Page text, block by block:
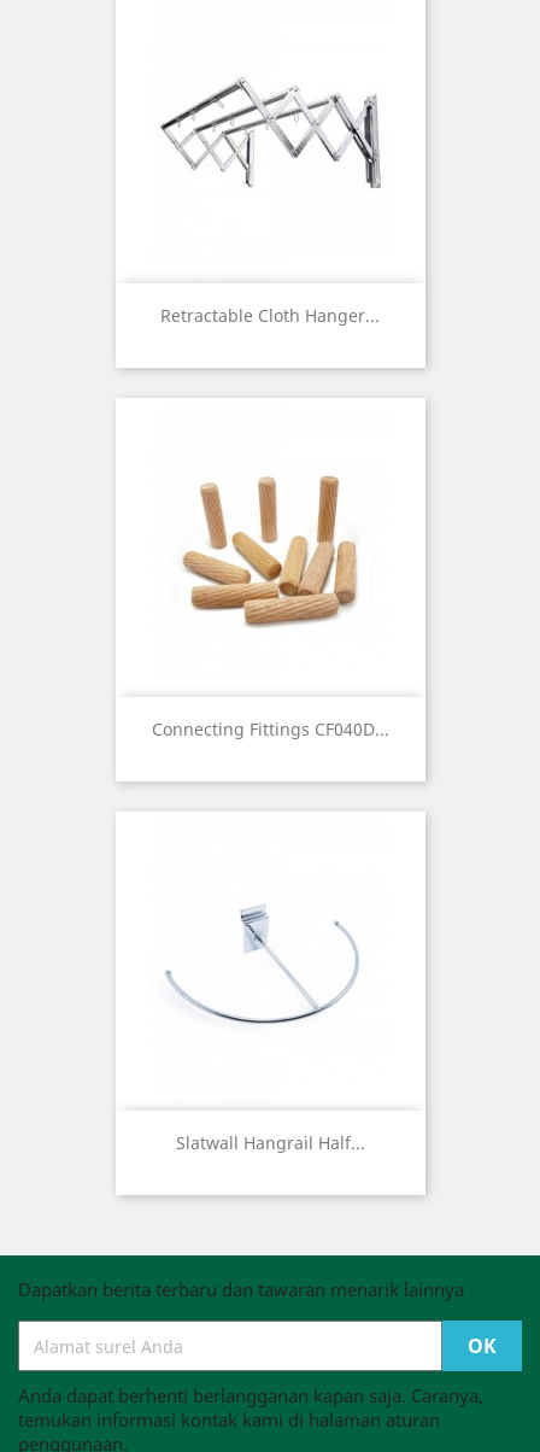
Retractable Cloth Hanger...
Connecting Fittings CF040D...
Slatwall Hangrail Half...
Dapatkan berita terbaru dan tawaran menarik lainnya
Anda dapat berhenti berlangganan kapan saja. Caranya,
temukan informasi kontak kami di halaman aturan
penggunaan.